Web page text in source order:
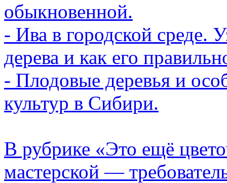
обыкновенной.
- Ива в городской среде.
дерева и как его
- Плодовые деревья и
культур в Сибири.
В рубрике «Это ещё
мастерской —